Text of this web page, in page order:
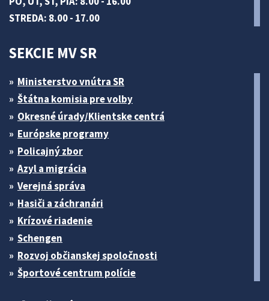
STREDA: 8.00 - 17.00
SEKCIE MV SR
Ministerstvo vnútra SR
Štátna komisia pre volby
Okresné úrady/Klientske centrá
Európske programy
Policajný zbor
Azyl a migrácia
Verejná správa
Hasiči a záchranári
Krízové riadenie
Schengen
Rozvoj občianskej spoločnosti
Športové centrum polície